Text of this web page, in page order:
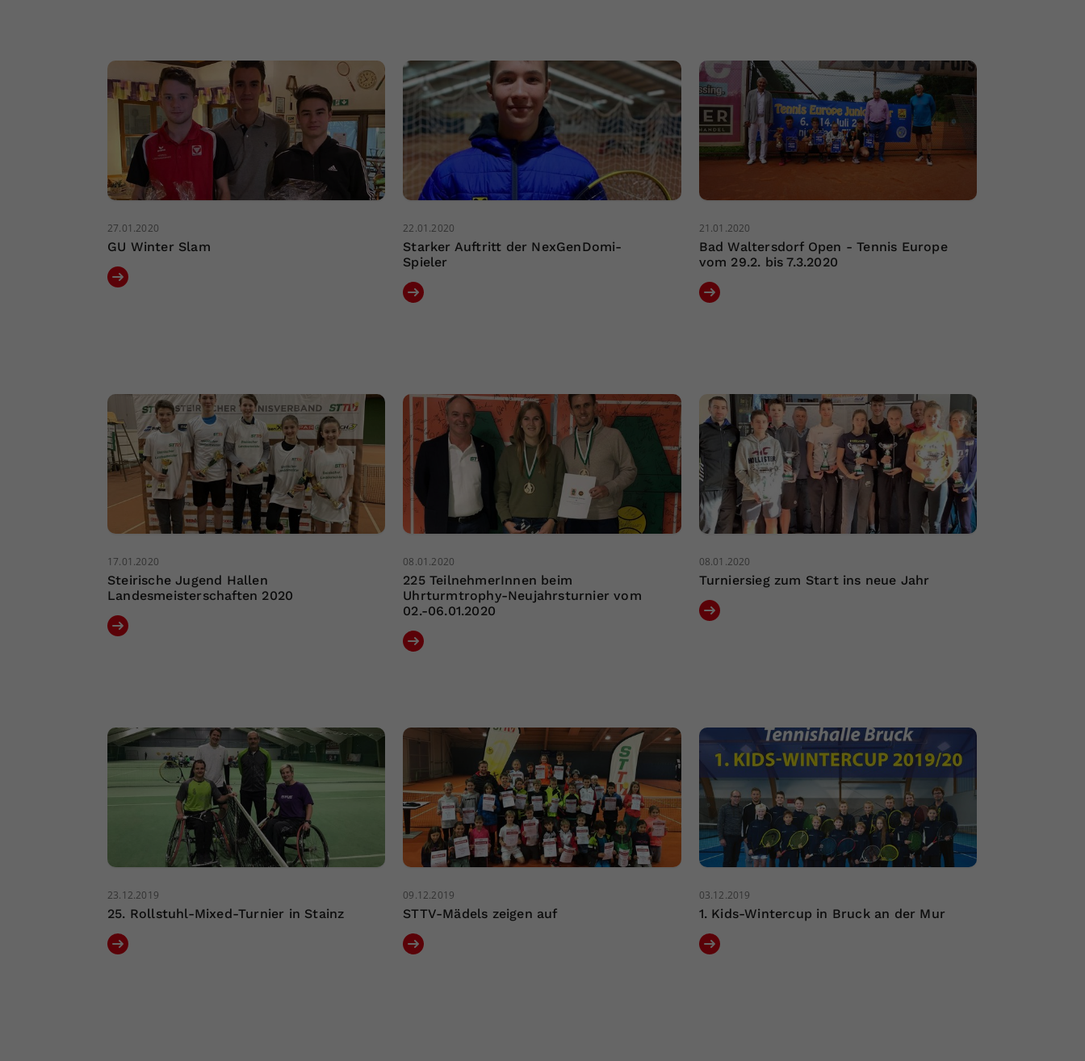
27.01.2020
GU Winter Slam
22.01.2020
Starker Auftritt der NexGenDomi-
Spieler
21.01.2020
Bad Waltersdorf Open - Tennis Europe
vom 29.2. bis 7.3.2020
17.01.2020
Steirische Jugend Hallen
Landesmeisterschaften 2020
08.01.2020
225 TeilnehmerInnen beim
Uhrturmtrophy-Neujahrsturnier vom
02.-06.01.2020
08.01.2020
Turniersieg zum Start ins neue Jahr
23.12.2019
25. Rollstuhl-Mixed-Turnier in Stainz
09.12.2019
STTV-Mädels zeigen auf
03.12.2019
1. Kids-Wintercup in Bruck an der Mur